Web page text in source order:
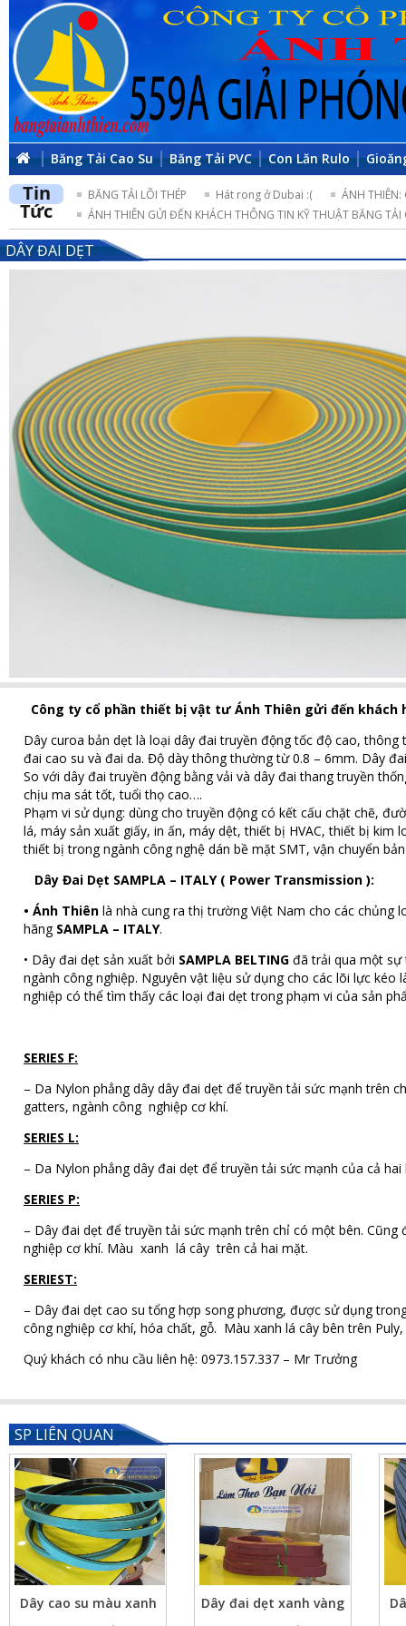
Băng Tải Cao Su Băng Tải PVC Con Lăn Rulo
Tin
Tức
BĂNG TẢI LÕI THÉP Hát rong ở Dubai :(
ÁNH THIÊN:
ÁNH THIÊN GỬI ĐẾN KHÁCH THÔNG TIN KỸ THUẬT BĂNG TẢI
DÂY ĐAI DẸT
Công ty cổ phần thiết bị vật tư Ánh Thiên gửi đến
Dây curoa bản dẹt là loại dây đai truyền động tốc độ cao,
đai cao su và đai da. Độ dày thông thường từ 0.8 – 6mm. Dây
So với dây đai truyền động bằng vải và dây đai thang truyền
chịu ma sát tốt, tuổi thọ cao….
Phạm vi sử dụng: dùng cho truyền động có kết cấu chặt chẽ,
lá, máy sản xuất giấy, in ấn, máy dệt, thiết bị HVAC, thiết bị
thiết bị trong ngành công nghệ dán bề mặt SMT, vận chuyển
Dây Đai Dẹt SAMPLA – ITALY ( Power Transmission ):
• Ánh Thiên là nhà cung ra thị trường Việt Nam cho các chủng
hãng SAMPLA – ITALY.
• Dây đai dẹt sản xuất bởi SAMPLA BELTING đã trải qua một sự
ngành công nghiệp. Nguyên vật liệu sử dụng cho các lõi lực
nghiệp có thể tìm thấy các loại đai dẹt trong phạm vi của sản
SERIES F:
– Da Nylon phẳng dây dây đai dẹt để truyền tải sức mạnh trên
gatters, ngành công nghiệp cơ khí.
SERIES L:
– Da Nylon phẳng dây đai dẹt để truyền tải sức mạnh của cả
SERIES P:
– Dây đai dẹt để truyền tải sức mạnh trên chỉ có một bên.
nghiệp cơ khí. Màu xanh lá cây trên cả hai mặt.
SERIEST:
– Dây đai dẹt cao su tổng hợp song phương, được sử dụng
công nghiệp cơ khí, hóa chất, gỗ. Màu xanh lá cây bên trên
Quý khách có nhu cầu liên hệ: 0973.157.337 – Mr Trưởng
SP LIÊN QUAN
Dây cao su màu xanh
Dây đai dẹt xanh vàng